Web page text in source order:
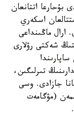
بۇحارعا اتتانعان
اسكەري
ارال ماڭىنداعى
شەكتى رۋلارى
تىرلىگىن،
جازادى. وسى
(مۋگامەت